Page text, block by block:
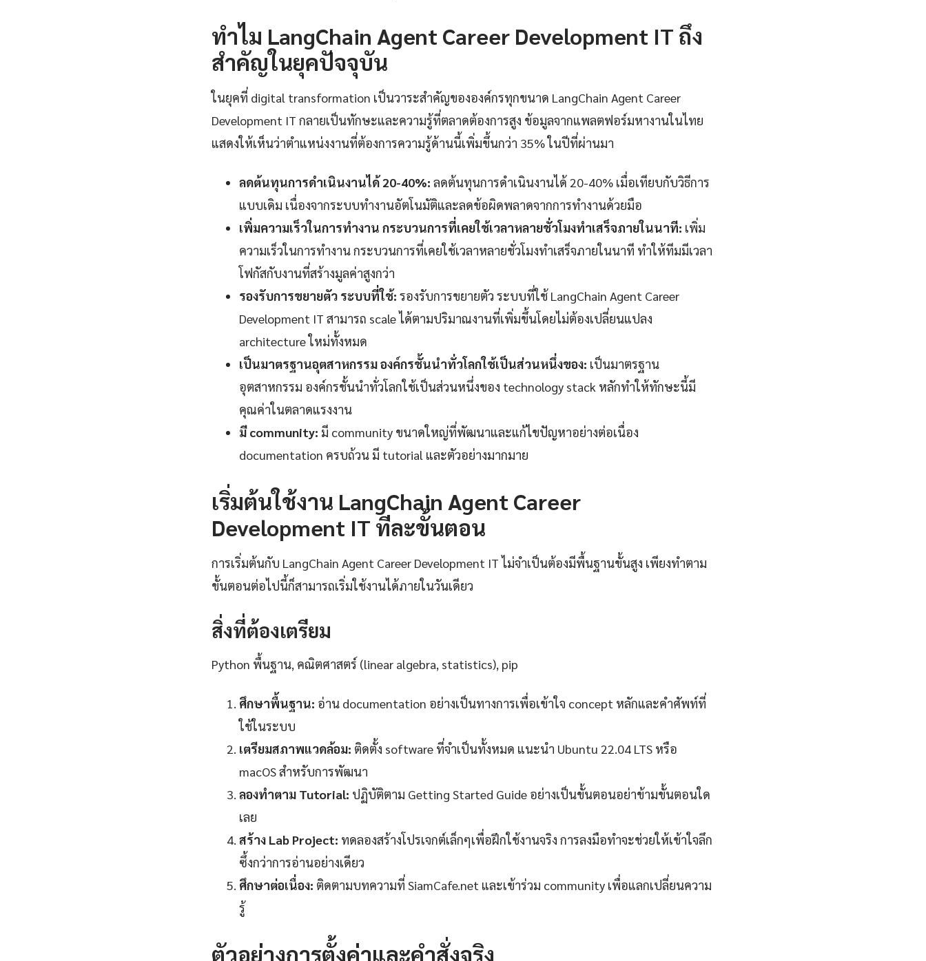
ทำไม LangChain Agent Career Development IT ถึง
สำคัญในยุคปัจจุบัน
ในยุคที่ digital transformation เป็นวาระสำคัญขององค์กรทุกขนาด LangChain Agent Career
Development IT กลายเป็นทักษะและความรู้ที่ตลาดต้องการสูง ข้อมูลจากแพลตฟอร์มหางานในไทย
แสดงให้เห็นว่าตำแหน่งงานที่ต้องการความรู้ด้านนี้เพิ่มขึ้นกว่า 35% ในปีที่ผ่านมา
ลดต้นทุนการดำเนินงานได้ 20-40%: ลดต้นทุนการดำเนินงานได้ 20-40% เมื่อเทียบกับวิธีการ
แบบเดิม เนื่องจากระบบทำงานอัตโนมัติและลดข้อผิดพลาดจากการทำงานด้วยมือ
เพิ่มความเร็วในการทำงาน กระบวนการที่เคยใช้เวลาหลายชั่วโมงทำเสร็จภายในนาที: เพิ่ม
ความเร็วในการทำงาน กระบวนการที่เคยใช้เวลาหลายชั่วโมงทำเสร็จภายในนาที ทำให้ทีมมีเวลา
โฟกัสกับงานที่สร้างมูลค่าสูงกว่า
รองรับการขยายตัว ระบบที่ใช้: รองรับการขยายตัว ระบบที่ใช้ LangChain Agent Career
Development IT สามารถ scale ได้ตามปริมาณงานที่เพิ่มขึ้นโดยไม่ต้องเปลี่ยนแปลง
architecture ใหม่ทั้งหมด
เป็นมาตรฐานอุตสาหกรรม องค์กรชั้นนำทั่วโลกใช้เป็นส่วนหนึ่งของ: เป็นมาตรฐาน
อุตสาหกรรม องค์กรชั้นนำทั่วโลกใช้เป็นส่วนหนึ่งของ technology stack หลักทำให้ทักษะนี้มี
คุณค่าในตลาดแรงงาน
มี community: มี community ขนาดใหญ่ที่พัฒนาและแก้ไขปัญหาอย่างต่อเนื่อง
documentation ครบถ้วน มี tutorial และตัวอย่างมากมาย
เริ่มต้นใช้งาน LangChain Agent Career
Development IT ทีละขั้นตอน
การเริ่มต้นกับ LangChain Agent Career Development IT ไม่จำเป็นต้องมีพื้นฐานขั้นสูง เพียงทำตาม
ขั้นตอนต่อไปนี้ก็สามารถเริ่มใช้งานได้ภายในวันเดียว
สิ่งที่ต้องเตรียม
Python พื้นฐาน, คณิตศาสตร์ (linear algebra, statistics), pip
ศึกษาพื้นฐาน: อ่าน documentation อย่างเป็นทางการเพื่อเข้าใจ concept หลักและคำศัพท์ที่
ใช้ในระบบ
เตรียมสภาพแวดล้อม: ติดตั้ง software ที่จำเป็นทั้งหมด แนะนำ Ubuntu 22.04 LTS หรือ
macOS สำหรับการพัฒนา
ลองทำตาม Tutorial: ปฏิบัติตาม Getting Started Guide อย่างเป็นขั้นตอนอย่าข้ามขั้นตอนใด
เลย
สร้าง Lab Project: ทดลองสร้างโปรเจกต์เล็กๆเพื่อฝึกใช้งานจริง การลงมือทำจะช่วยให้เข้าใจลึก
ซึ้งกว่าการอ่านอย่างเดียว
ศึกษาต่อเนื่อง: ติดตามบทความที่ SiamCafe.net และเข้าร่วม community เพื่อแลกเปลี่ยนความ
รู้
ตัวอย่างการตั้งค่าและคำสั่งจริง